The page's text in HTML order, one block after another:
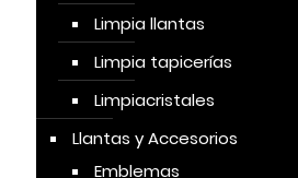
Limpia llantas
Limpia tapicerías
Limpiacristales
Llantas y Accesorios
Emblemas